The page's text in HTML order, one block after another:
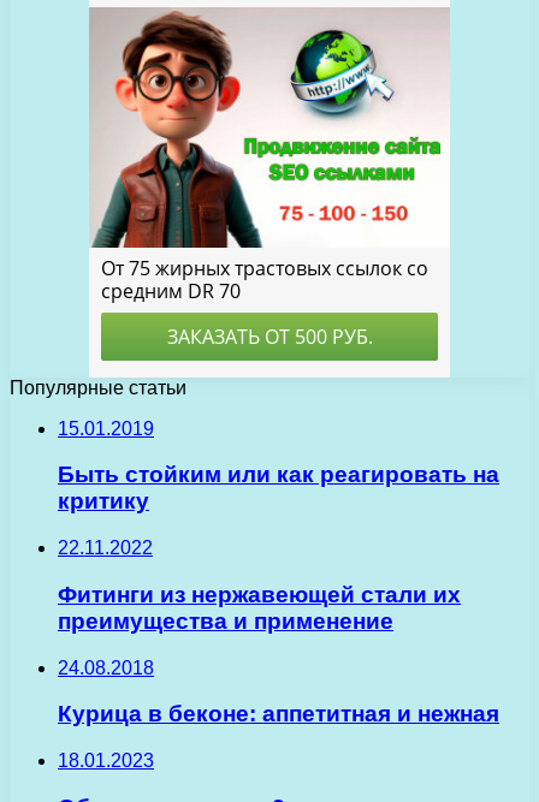
Популярные статьи
15.01.2019
Быть стойким или как реагировать на
критику
22.11.2022
Фитинги из нержавеющей стали их
преимущества и применение
24.08.2018
Курица в беконе: аппетитная и нежная
18.01.2023